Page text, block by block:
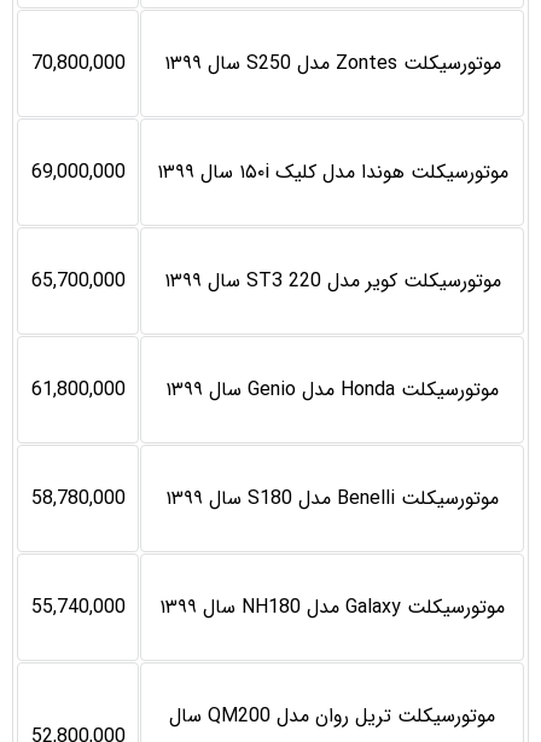
موتورسیکلت Zontes مدل S250 سال ۱۳۹۹ 70,800,000
موتورسیکلت هوندا مدل کلیک ۱۵۰i سال ۱۳۹۹ 69,000,000
موتورسیکلت کویر مدل ST3 220 سال ۱۳۹۹ 65,700,000
موتورسیکلت Honda مدل Genio سال ۱۳۹۹ 61,800,000
موتورسیکلت Benelli مدل S180 سال ۱۳۹۹ 58,780,000
موتورسیکلت Galaxy مدل NH180 سال ۱۳۹۹ 55,740,000
موتورسیکلت تریل روان مدل QM200 سال